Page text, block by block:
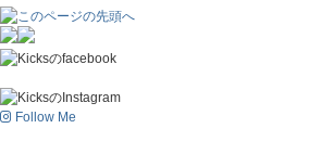
Follow Me